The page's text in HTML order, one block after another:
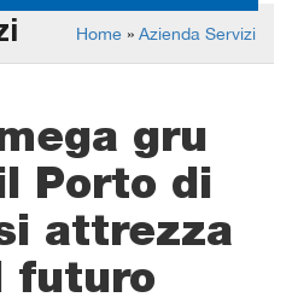
Home » Azienda Servizi
gru
Porto di
attrezza
futuro